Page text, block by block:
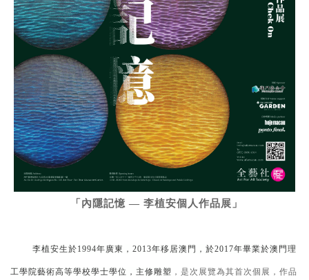
「內隱記憶 — 李植安個人作品展」
李植安生於1994年廣東， 2013年移居澳門，於2017年畢業於澳門理
工學院藝術高等學校學士學位，主修雕塑 ，是次展覽為其首次個展，作品